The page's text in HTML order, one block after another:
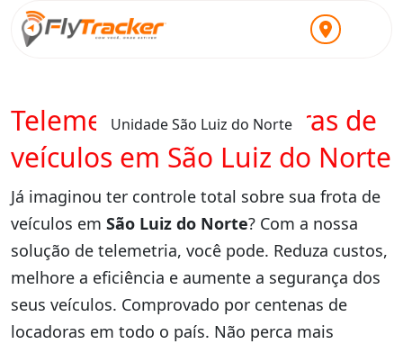
Unidade São Luiz do Norte
Telemetria para locadoras de
veículos em São Luiz do Norte
Já imaginou ter controle total sobre sua frota de
veículos em São Luiz do Norte? Com a nossa
solução de telemetria, você pode. Reduza custos,
melhore a eficiência e aumente a segurança dos
seus veículos. Comprovado por centenas de
locadoras em todo o país. Não perca mais